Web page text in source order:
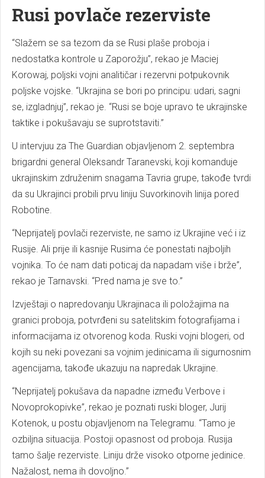
Rusi povlače rezerviste
“Slažem se sa tezom da se Rusi plaše proboja i
nedostatka kontrole u Zaporožju”, rekao je Maciej
Korowaj, poljski vojni analitičar i rezervni potpukovnik
poljske vojske. “Ukrajina se bori po principu: udari, sagni
se, izgladnjuj”, rekao je. “Rusi se boje upravo te ukrajinske
taktike i pokušavaju se suprotstaviti.”
U intervjuu za The Guardian objavljenom 2. septembra
brigardni general Oleksandr Taranevski, koji komanduje
ukrajinskim združenim snagama Tavria grupe, takođe tvrdi
da su Ukrajinci probili prvu liniju Suvorkinovih linija pored
Robotine.
“Neprijatelj povlači rezerviste, ne samo iz Ukrajine već i iz
Rusije. Ali prije ili kasnije Rusima će ponestati najboljih
vojnika. To će nam dati poticaj da napadam više i brže”,
rekao je Tarnavski. “Pred nama je sve to.”
Izvještaji o napredovanju Ukrajinaca ili položajima na
granici proboja, potvrđeni su satelitskim fotografijama i
informacijama iz otvorenog koda. Ruski vojni blogeri, od
kojih su neki povezani sa vojnim jedinicama ili sigurnosnim
agencijama, takođe ukazuju na napredak Ukrajine.
“Neprijatelj pokušava da napadne između Verbove i
Novoprokopivke”, rekao je poznati ruski bloger, Jurij
Kotenok, u postu objavljenom na Telegramu. “Tamo je
ozbiljna situacija. Postoji opasnost od proboja. Rusija
tamo šalje rezerviste. Liniju drže visoko otporne jedinice.
Nažalost, nema ih dovoljno.”